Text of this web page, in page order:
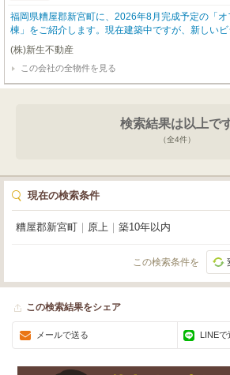
福岡県糟屋郡新宮町に、2026年8月完成予定の「
棟」をご紹介します。現在建築中ですが、新しい
たりの貸倉庫・貸工場です。コミュニティバス「原
と、日々のアクセスもスムーズなのが嬉しいポイン
9.35㎡を誇り、無料駐車場は6台（内軽区画1台）
員の方や来客時も安心です。室内は、照明器具は
大切な事業をしっかり守ります。徒歩圏内にはメ
コがあり、急な買い物にも便利です。新しい環境
(株)新生不動産
この会社の全物件を見る
検索結果は以上で
（全4件）
現在の検索条件
糟屋郡新宮町 原上 築10年以内
この検索条件を
この検索結果をシェア
メールで送る LINEで